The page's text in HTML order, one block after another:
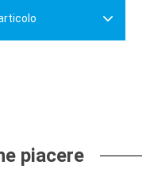
piacere